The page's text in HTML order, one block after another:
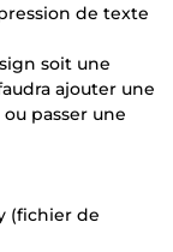
de texte
soit une
ajouter une
passer une
(fichier de